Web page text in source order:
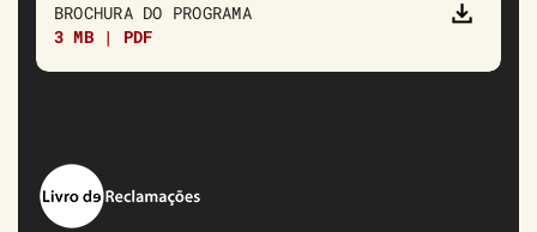
BROCHURA DO PROGRAMA
3 MB | PDF